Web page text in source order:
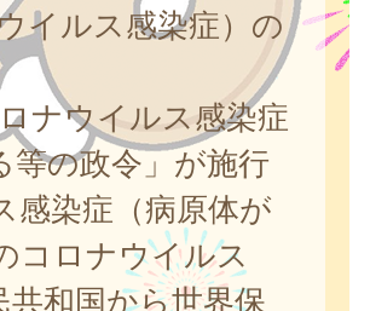
イルス感染症）の
ナウイルス感染症
等の政令」が施行
感染症（病原体が
コロナウイルス
共和国から世界保